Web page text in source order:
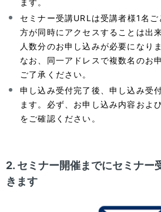
セミナー受講URLは受講者様1名
方が同時にアクセスすることは出
人数分のお申し込みが必要になりま
なお、同一アドレスで複数名のお
ご了承ください。
申し込み受付完了後、申し込み受
ます。必ず、お申し込み内容およ
をご確認ください。
2. セミナー開催までにセミナー
きます